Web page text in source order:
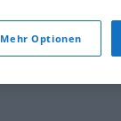
Mehr Optionen